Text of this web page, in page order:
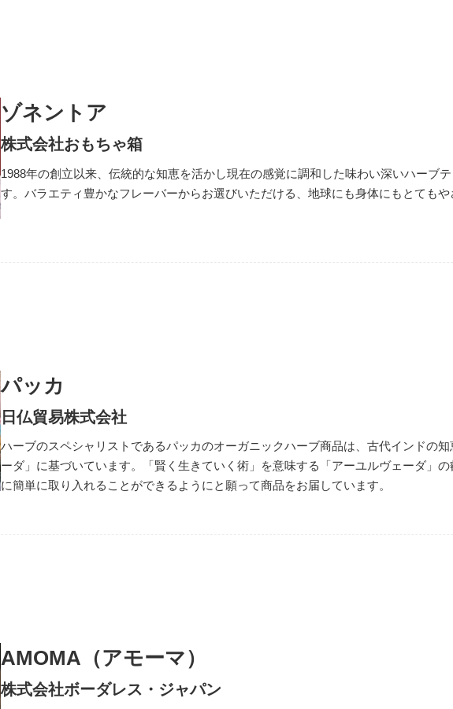
ゾネントア
株式会社おもちゃ箱
1988年の創立以来、伝統的な知恵を活かし現在の感覚に調和した味わい深いハーブ
す。バラエティ豊かなフレーバーからお選びいただける、地球にも身体にもとてもや
パッカ
日仏貿易株式会社
ハーブのスペシャリストであるパッカのオーガニックハーブ商品は、古代インドの
ーダ」に基づいています。「賢く生きていく術」を意味する「アーユルヴェーダ」
に簡単に取り入れることができるようにと願って商品をお届しています。
AMOMA（アモーマ）
株式会社ボーダレス・ジャパン